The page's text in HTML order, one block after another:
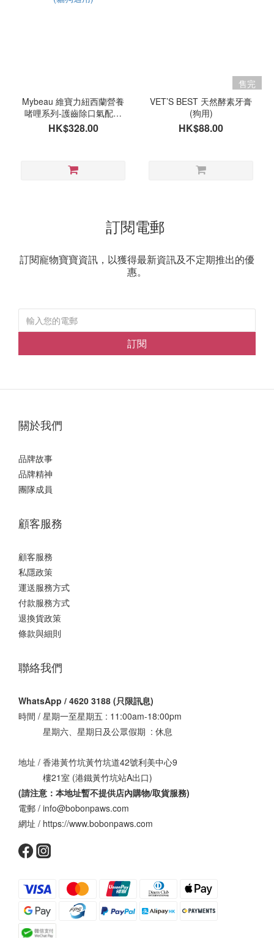
Mybeau 維寶力紐西蘭營養
啫哩系列-護齒除口氣配方
300ml (貓狗適用)
HK$328.00
售完
VET’S BEST 天然酵素牙膏
(狗用)
HK$88.00
訂閱電郵
訂閱寵物寶寶資訊，以獲得最新資訊及不定期推出的優
惠。
訂閱
關於我們
品牌故事
品牌精神
團隊成員
顧客服務
顧客服務
私隱政策
運送服務方式
付款服務方式
退換貨政策
條款與細則
聯絡我們
WhatsApp / 4620 3188 (只限訊息)
時間 / 星期一至星期五 : 11:00am-18:00pm
星期六、星期日及公眾假期 : 休息
地址 / 香港黃竹坑黃竹坑道42號利美中心9
樓21室 (港鐵黃竹坑站A出口)
(請注意：本地址暫不提供店內購物/取貨服務)
電郵 / info@bobonpaws.com
網址 / https://www.bobonpaws.com